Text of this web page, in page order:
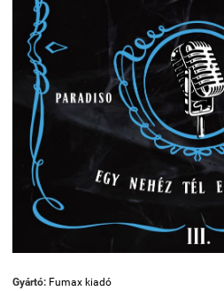
Gyártó: Fumax kiadó